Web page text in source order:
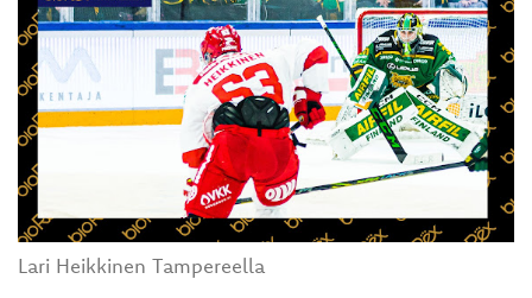
Lari Heikkinen Tampereella